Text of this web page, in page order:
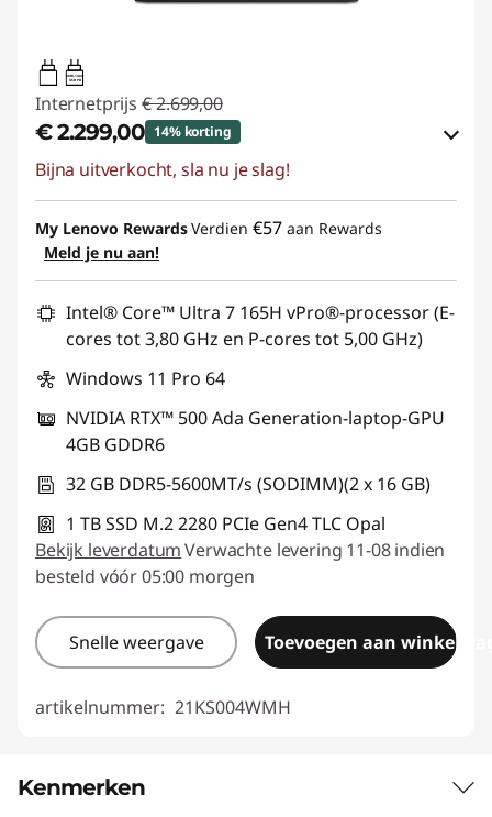
100W-140W
USB PD
Internetprijs € 2.699,00
€ 2.299,00 14% korting
eCoupon-besparingen :-€ 400,00
eCoupon gebruiken :THINK-POWER
Bijna uitverkocht, sla nu je slag!
My Lenovo RewardsVerdien €57 aan Rewards
Meld je nu aan!
Intel® Core™ Ultra 7 165H vPro®-processor (E-
cores tot 3,80 GHz en P-cores tot 5,00 GHz)
Windows 11 Pro 64
NVIDIA RTX™ 500 Ada Generation-laptop-GPU
4GB GDDR6
32 GB DDR5-5600MT/s (SODIMM)(2 x 16 GB)
1 TB SSD M.2 2280 PCIe Gen4 TLC Opal
Bekijk leverdatumVerwachte levering 11-08 indien
besteld vóór 05:00 morgen
Snelle weergave Toevoegen aan
artikelnummer: 21KS004WMH
Kenmerken